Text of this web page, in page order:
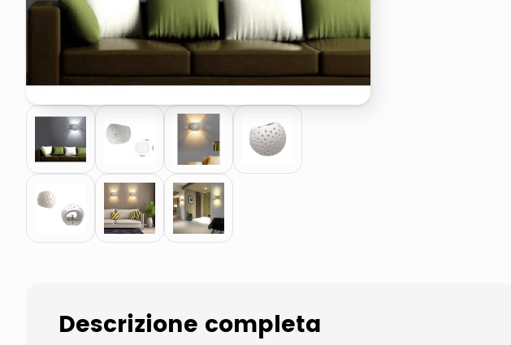
Descrizione completa